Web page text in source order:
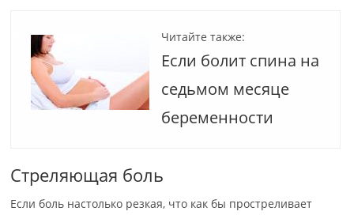
Читайте также:
Если болит спина на
седьмом месяце
беременности
Стреляющая боль
Если боль настолько резкая, что как бы простреливает